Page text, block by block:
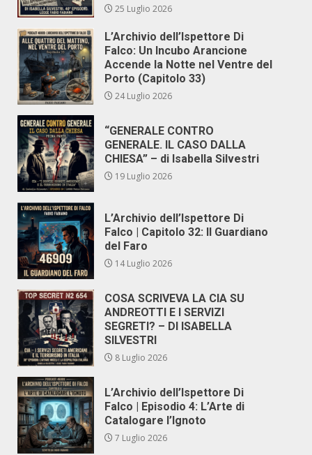
25 Luglio 2026
L’Archivio dell’Ispettore Di
Falco: Un Incubo Arancione
Accende la Notte nel Ventre del
Porto (Capitolo 33)
24 Luglio 2026
“GENERALE CONTRO
GENERALE. IL CASO DALLA
CHIESA” – di Isabella Silvestri
19 Luglio 2026
L’Archivio dell’Ispettore Di
Falco | Capitolo 32: Il Guardiano
del Faro
14 Luglio 2026
COSA SCRIVEVA LA CIA SU
ANDREOTTI E I SERVIZI
SEGRETI? – DI ISABELLA
SILVESTRI
8 Luglio 2026
L’Archivio dell’Ispettore Di
Falco | Episodio 4: L’Arte di
Catalogare l’Ignoto
7 Luglio 2026